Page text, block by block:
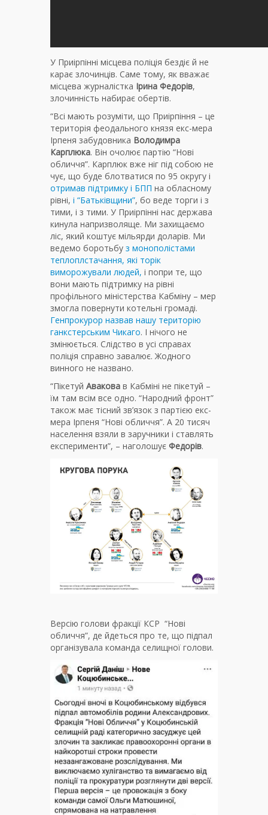
У Приірпінні місцева поліція бездіє й не
карає злочинців. Саме тому, як вважає
місцева журналістка Ірина Федорів,
злочинність набирає обертів.
“Всі мають розуміти, що Приірпіння – це
територія феодального князя екс-мера
Ірпеня забудовника Володимра
Карплюка. Він очолює партію “Нові
обличчя”. Карплюк вже ніг під собою не
чує, що буде блотватися по 95 округу і
отримав підтримку і БПП на обласному
рівні, і “Батьківщини”, бо веде торги і з
тими, і з тими. У Приірпінні нас держава
кинула напризволяще. Ми захищаємо
ліс, який коштує мільярди доларів. Ми
ведемо боротьбу з монополістами
теплоплстачання, які торік
виморожували людей, і попри те, що
вони мають підтримку на рівні
профільного міністерства Кабміну – мер
змогла повернути котельні громаді.
Генпрокурор назвав нашу територію
ганкстерським Чикаго. І нічого не
змінюється. Слідство в усі справах
поліція справно завалює. Жодного
винного не названо.
“Пікетуй Авакова в Кабміні не пікетуй –
їм там всім все одно. “Народний фронт”
також має тісний зв’язок з партією екс-
мера Ірпеня “Нові обличчя”. А 20 тисяч
населення взяли в заручники і ставлять
експерименти”, – наголошує Федорів.
Версію голови фракції КСР “Нові
обличчя”, де йдеться про те, що підпал
організувала команда селищної голови.